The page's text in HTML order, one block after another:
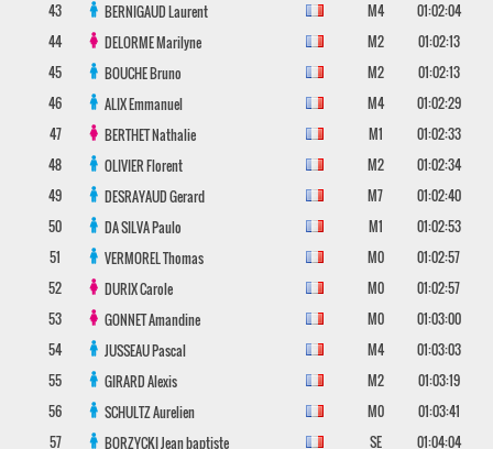
43
BERNIGAUDLaurent M4
01:02:04
44
DELORMEMarilyne M2
01:02:13
45
BOUCHEBruno M2
01:02:13
46
ALIXEmmanuel M4
01:02:29
47
BERTHETNathalie M1
01:02:33
48
OLIVIERFlorent M2
01:02:34
49
DESRAYAUDGerard M7
01:02:40
50
DA SILVAPaulo M1
01:02:53
51
VERMORELThomas M0
01:02:57
52
DURIXCarole M0
01:02:57
53
GONNETAmandine M0
01:03:00
54
JUSSEAUPascal M4
01:03:03
55
GIRARDAlexis M2
01:03:19
56
SCHULTZAurelien M0
01:03:41
57
BORZYCKIJean baptiste SE 01:04:04